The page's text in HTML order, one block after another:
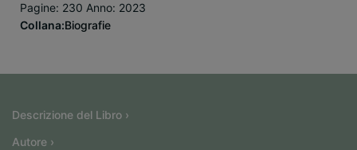
Pagine: 230 Anno: 2023
Collana:Biografie
Descrizione del Libro ›
Autore ›